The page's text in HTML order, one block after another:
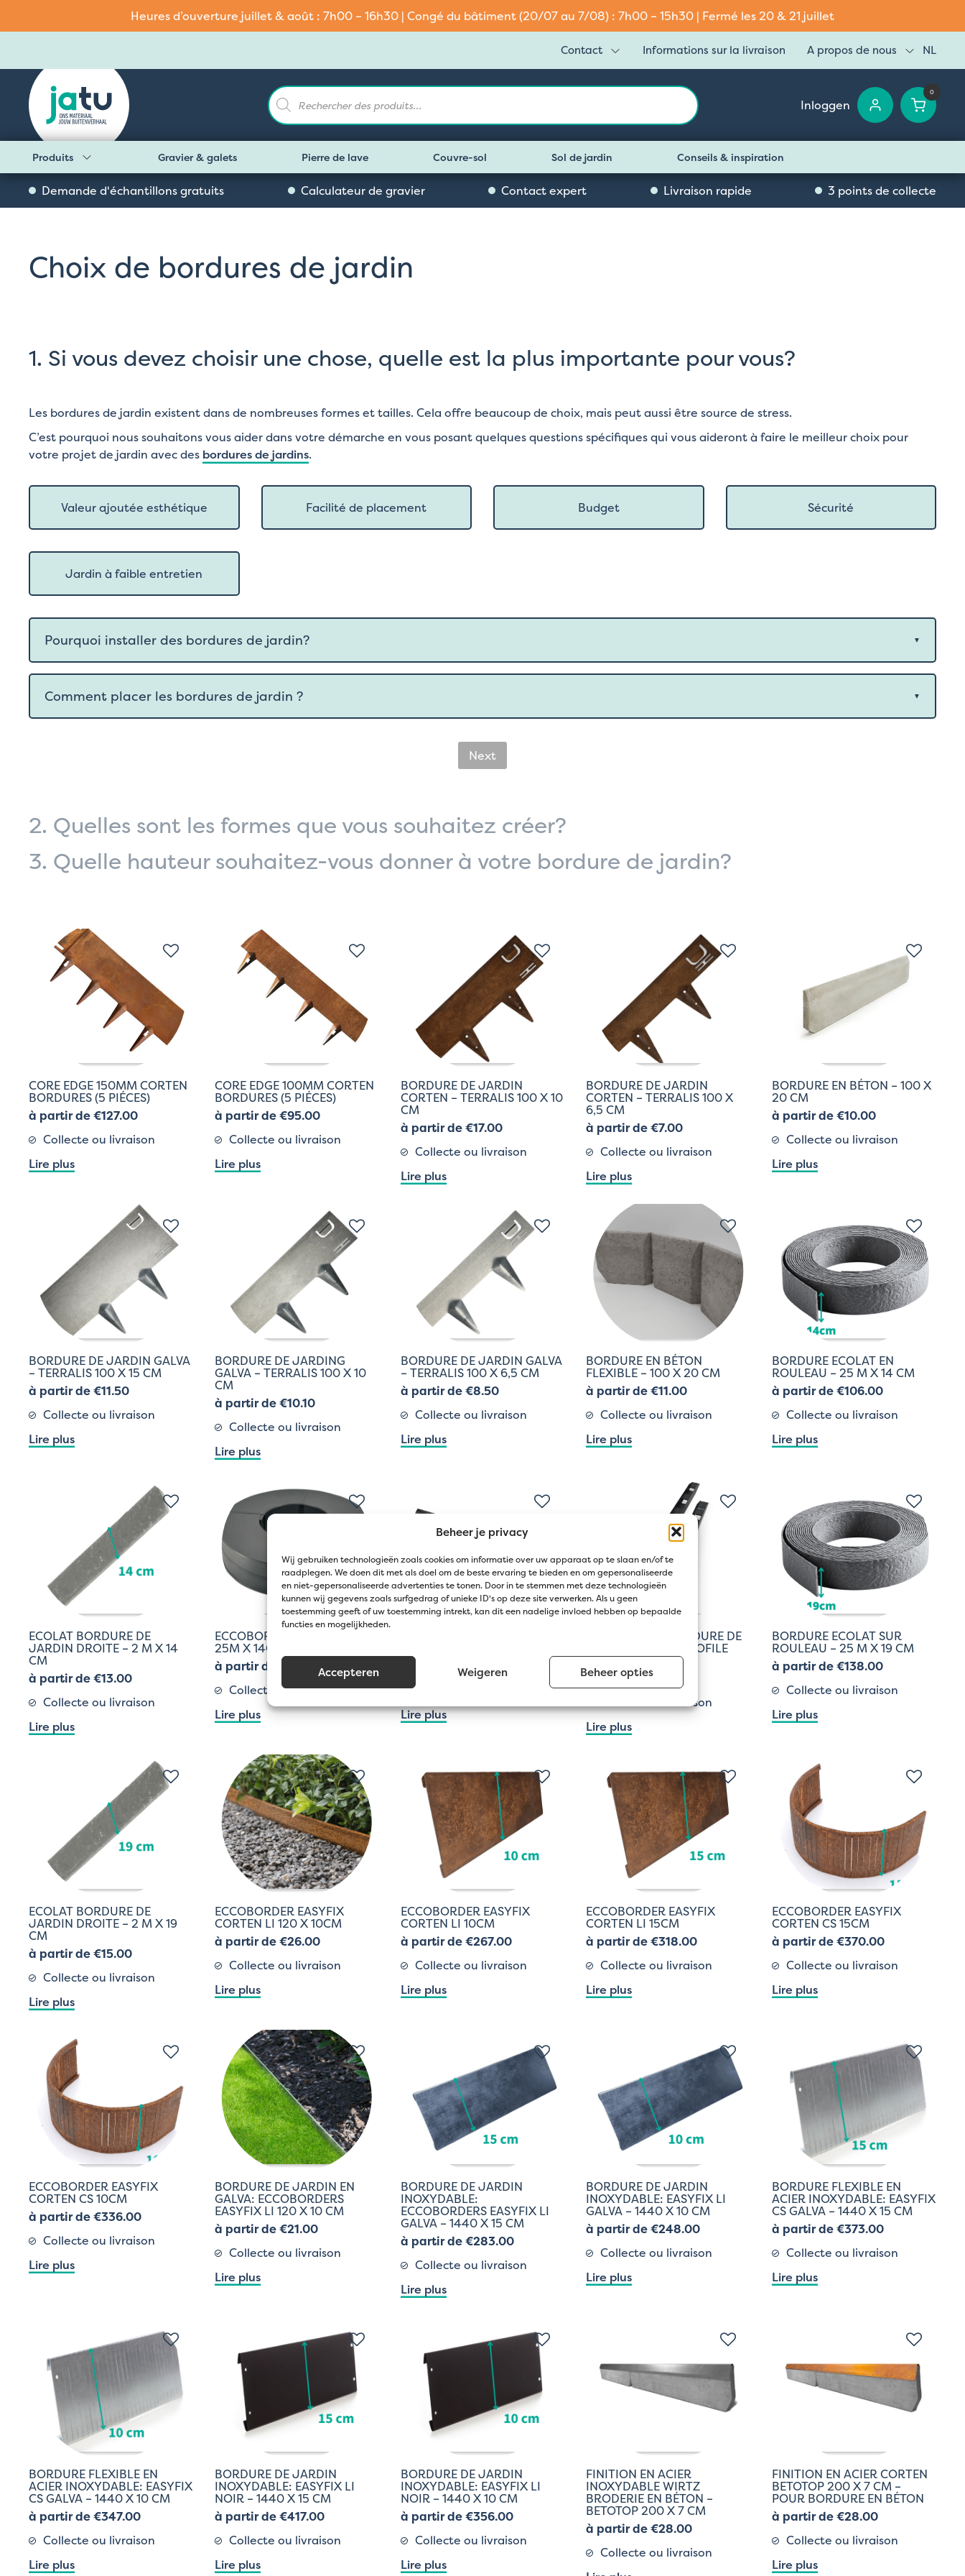
Beheer je privacy
Wij gebruiken technologieën zoals cookies om informatie over uw apparaat op te slaan en/of te
raadplegen. We doen dit met als doel om de beste ervaring te bieden en om gepersonaliseerde
en niet-gepersonaliseerde advertenties te tonen. Door in te stemmen met deze technologieën
kunnen wij gegevens zoals surfgedrag of unieke ID's op deze site verwerken. Als u geen
toestemming geeft of uw toestemming intrekt, kan dit een nadelige invloed hebben op bepaalde
functies en mogelijkheden.
Accepteren Weigeren Beheer opties
Heures d’ouverture juillet & août : 7h00 – 16h30 | Congé du bâtiment (20/07 au 7/08) : 7h00 – 15h30 | Fermé les 20 & 21 juillet
Contact Informations sur la livraison A propos de nous NL
Recherche
de
produits
Inloggen
0
Produits Gravier & galets Pierre de lave Couvre-sol Sol de jardin Conseils & inspiration
Demande d'échantillons gratuits Calculateur de gravier Contact expert Livraison rapide 3 points de collecte
Choix de bordures de jardin
1. Si vous devez choisir une chose, quelle est la plus importante pour vous?
Les bordures de jardin existent dans de nombreuses formes et tailles. Cela offre beaucoup de choix, mais peut aussi être source de stress.
C’est pourquoi nous souhaitons vous aider dans votre démarche en vous posant quelques questions spécifiques qui vous aideront à faire le meilleur choix pour
votre projet de jardin avec des bordures de jardins.
Valeur ajoutée esthétique Facilité de placement Budget Sécurité
Jardin à faible entretien
Pourquoi installer des bordures de jardin?
Comment placer les bordures de jardin ?
Next
2. Quelles sont les formes que vous souhaitez créer?
3. Quelle hauteur souhaitez-vous donner à votre bordure de jardin?
CORE EDGE 150MM CORTEN
BORDURES (5 PIÉCES)
à partir de €127.00
Collecte ou livraison
Lire plus
CORE EDGE 100MM CORTEN
BORDURES (5 PIÉCES)
à partir de €95.00
Collecte ou livraison
Lire plus
BORDURE DE JARDIN
CORTEN – TERRALIS 100 X 10
CM
à partir de €17.00
Collecte ou livraison
Lire plus
BORDURE DE JARDIN
CORTEN – TERRALIS 100 X
6,5 CM
à partir de €7.00
Collecte ou livraison
Lire plus
BORDURE EN BÉTON – 100 X
20 CM
à partir de €10.00
Collecte ou livraison
Lire plus
BORDURE DE JARDIN GALVA
– TERRALIS 100 X 15 CM
à partir de €11.50
Collecte ou livraison
Lire plus
BORDURE DE JARDING
GALVA – TERRALIS 100 X 10
CM
à partir de €10.10
Collecte ou livraison
Lire plus
BORDURE DE JARDIN GALVA
– TERRALIS 100 X 6,5 CM
à partir de €8.50
Collecte ou livraison
Lire plus
BORDURE EN BÉTON
FLEXIBLE – 100 X 20 CM
à partir de €11.00
Collecte ou livraison
Lire plus
BORDURE ECOLAT EN
ROULEAU – 25 M X 14 CM
à partir de €106.00
Collecte ou livraison
Lire plus
ECOLAT BORDURE DE
JARDIN DROITE – 2 M X 14
CM
à partir de €13.00
Collecte ou livraison
Lire plus
ECCOBORDER FLEX NOIR –
25M X 14CM
à partir de €114.00
Collecte ou livraison
Lire plus
à partir de €15.00
Collecte ou livraison
Lire plus
PIQUET POUR BORDURE DE
JARDIN – MULTI PROFILE
38CM
à partir de €2.00
Collecte ou livraison
Lire plus
BORDURE ECOLAT SUR
ROULEAU – 25 M X 19 CM
à partir de €138.00
Collecte ou livraison
Lire plus
ECOLAT BORDURE DE
JARDIN DROITE – 2 M X 19
CM
à partir de €15.00
Collecte ou livraison
Lire plus
ECCOBORDER EASYFIX
CORTEN LI 120 X 10CM
à partir de €26.00
Collecte ou livraison
Lire plus
ECCOBORDER EASYFIX
CORTEN LI 10CM
à partir de €267.00
Collecte ou livraison
Lire plus
ECCOBORDER EASYFIX
CORTEN LI 15CM
à partir de €318.00
Collecte ou livraison
Lire plus
ECCOBORDER EASYFIX
CORTEN CS 15CM
à partir de €370.00
Collecte ou livraison
Lire plus
ECCOBORDER EASYFIX
CORTEN CS 10CM
à partir de €336.00
Collecte ou livraison
Lire plus
BORDURE DE JARDIN EN
GALVA: ECCOBORDERS
EASYFIX LI 120 X 10 CM
à partir de €21.00
Collecte ou livraison
Lire plus
BORDURE DE JARDIN
INOXYDABLE:
ECCOBORDERS EASYFIX LI
GALVA – 1440 X 15 CM
à partir de €283.00
Collecte ou livraison
Lire plus
BORDURE DE JARDIN
INOXYDABLE: EASYFIX LI
GALVA – 1440 X 10 CM
à partir de €248.00
Collecte ou livraison
Lire plus
BORDURE FLEXIBLE EN
ACIER INOXYDABLE: EASYFIX
CS GALVA – 1440 X 15 CM
à partir de €373.00
Collecte ou livraison
Lire plus
BORDURE FLEXIBLE EN
ACIER INOXYDABLE: EASYFIX
CS GALVA – 1440 X 10 CM
à partir de €347.00
Collecte ou livraison
Lire plus
BORDURE DE JARDIN
INOXYDABLE: EASYFIX LI
NOIR – 1440 X 15 CM
à partir de €417.00
Collecte ou livraison
Lire plus
BORDURE DE JARDIN
INOXYDABLE: EASYFIX LI
NOIR – 1440 X 10 CM
à partir de €356.00
Collecte ou livraison
Lire plus
FINITION EN ACIER
INOXYDABLE WIRTZ
BRODERIE EN BÉTON –
BETOTOP 200 X 7 CM
à partir de €28.00
Collecte ou livraison
FINITION EN ACIER CORTEN
BETOTOP 200 X 7 CM –
POUR BORDURE EN BÉTON
à partir de €28.00
Collecte ou livraison
Lire plus